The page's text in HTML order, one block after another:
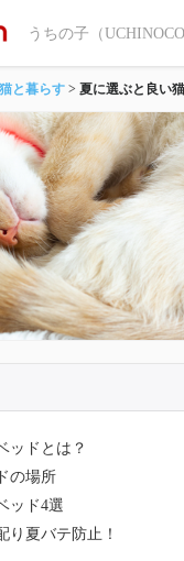
うちの子（
猫と暮らす 夏に選ぶと良い
ッドとは？
の場所
ッド4選
り夏バテ防止！